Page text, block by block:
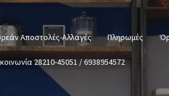
Αποστολές-Αλλαγές Πληρωμές
28210-45051 / 6938954572